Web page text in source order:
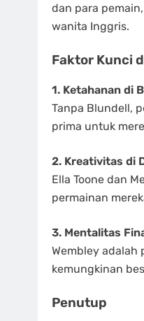
dan para
wanita Inggris.
Faktor Kunci
1. Ketahanan di
Tanpa Blundell,
prima untuk
2. Kreativitas di
Ella Toone dan
permainan
3. Mentalitas
Wembley adalah
kemungkinan
Penutup